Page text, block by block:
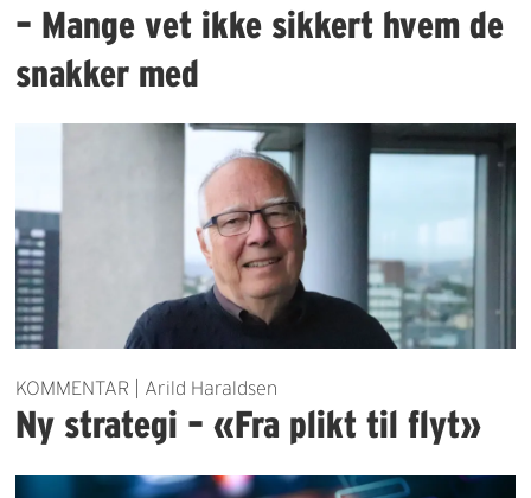
– Mange vet ikke sikkert hvem de
snakker med
KOMMENTAR | Arild Haraldsen
Ny strategi – «Fra plikt til flyt»